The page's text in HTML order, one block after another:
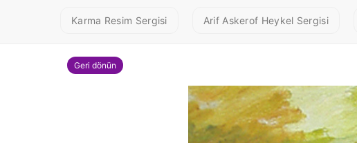
Karma Resim Sergisi Arif Askerof Heykel Sergisi
Geri dönün